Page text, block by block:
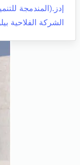
إدز.(المندمجة
الشركة الفلاحية